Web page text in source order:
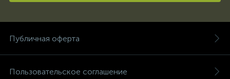
Публичная оферта
Пользовательское соглашение